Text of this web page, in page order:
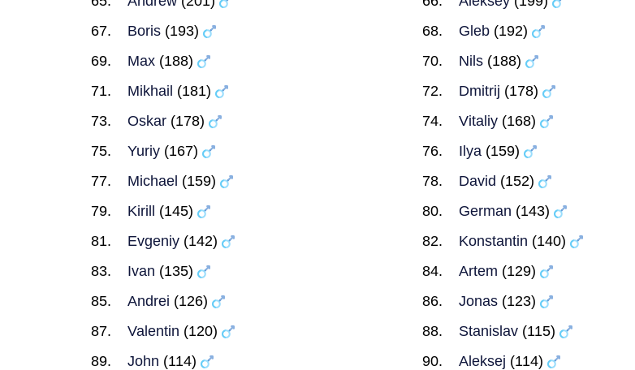
Boris (193) Gleb(192)
Max (188) Nils(188)
Mikhail (181) Dmitrij (178)
Oskar (178) Vitaliy(168)
Yuriy (167) Ilya(159)
Michael (159) David (152)
Kirill
(145) German (143)
Evgeniy (142) Konstantin (140)
Ivan (135) Artem (129)
Andrei (126) Jonas(123)
Valentin (120) Stanislav(115)
John (114) Aleksej (114)